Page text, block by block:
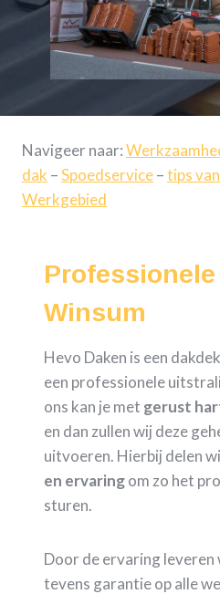
Navigeer naar:
dak –Spoedservice–tips
Werkgebied
Winsum
Hevo Daken is een
een professionele
ons kan je met gerust
en dan zullen wij deze
uitvoeren. Hierbij delen
en ervaringom zo het
sturen.
Door de ervaring
tevens garantie op alle